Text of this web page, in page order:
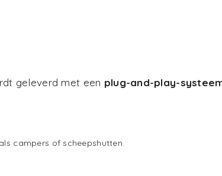
geleverd met een plug-and-play-
campers of scheepshutten.